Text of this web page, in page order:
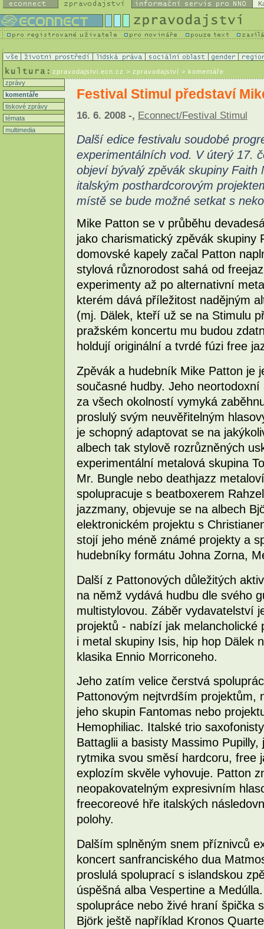
zpravodajstvi.ecn.cz > zpravodajství > komentáře
zprávy
komentáře
tiskové zprávy
témata
multimedia
Festival Stimul představí
16. 6. 2008 -, Econnect/Festival Stimul
Další edice festivalu soudobé
experimentálních vod. V úterý 17.
objeví bývalý zpěvák skupiny
italským posthardcorovým
místě se bude možné setkat s
Mike Patton se v průběhu
jako charismatický zpěvák skupiny
domovské kapely začal Patton
stylová různorodost sahá od
experimenty až po alternativní
kterém dává příležitost nadějným
(mj. Dälek, kteří už se na Stimulu
pražském koncertu mu budou
holdují originální a tvrdé fúzi free
Zpěvák a hudebník Mike Patton je
současné hudby. Jeho
za všech okolností vymyká
proslulý svým neuvěřitelným
je schopný adaptovat se na
albech tak stylově rozrůzněných
experimentální metalová skupina
Mr. Bungle nebo deathjazz
spolupracuje s beatboxerem
jazzmany, objevuje se na albech
elektronickém projektu s
stojí jeho méně známé projekty a
hudebníky formátu Johna Zorna,
Další z Pattonových důležitých
na němž vydává hudbu dle svého
multistylovou. Záběr vydavatelství
projektů - nabízí jak
i metal skupiny Isis, hip hop Dälek
klasika Ennio Morriconeho.
Jeho zatím velice čerstvá
Pattonovým nejtvrdším projektům,
jeho skupin Fantomas nebo
Hemophiliac. Italské trio
Battaglii a basisty Massimo
rytmika svou směsí hardcoru, free
explozím skvěle vyhovuje. Patton
neopakovatelným expresivním
freecoreové hře italských
polohy.
Dalším splněným snem příznivců
koncert sanfranciského dua
proslulá spoluprací s islandskou
úspěšná alba Vespertine a
spolupráce nebo živé hraní špička
Björk ještě například Kronos